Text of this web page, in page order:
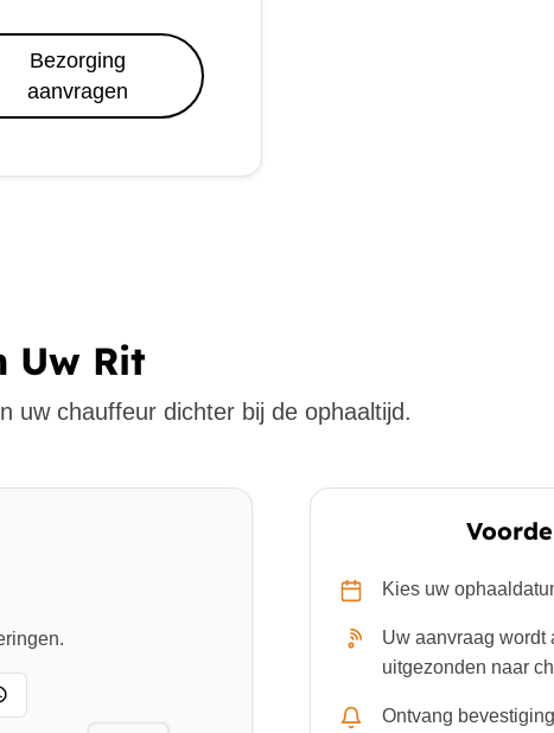
Bezorging
aanvragen
Uw Rit
uw chauffeur dichter bij de ophaaltijd.
Kies uw
Uw aanvraag wordt
uitgezonden naar
Ontvang